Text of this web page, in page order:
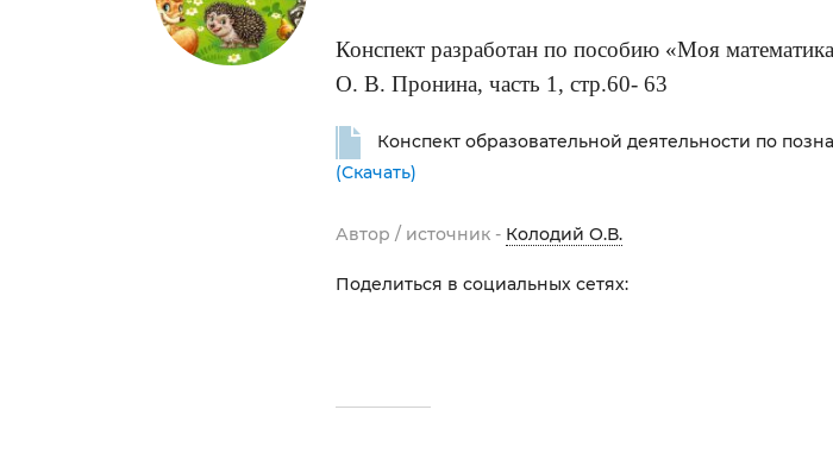
Конспект разработан по пособию «Моя
О. В. Пронина, часть 1, стр.60- 63
Конспект образовательной деятельности по
(Скачать)
Автор / источник - Колодий О.В.
Поделиться в социальных сетях: